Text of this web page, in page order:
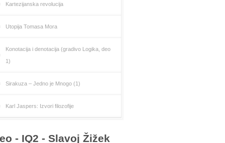
Kartezijanska revolucija
Utopija Tomasa Mora
Konotacija i denotacija (gradivo Logika, deo
1)
Sirakuza – Jedno je Mnogo (1)
Karl Jaspers: Izvori filozofije
- IQ2 - Slavoj Žižek